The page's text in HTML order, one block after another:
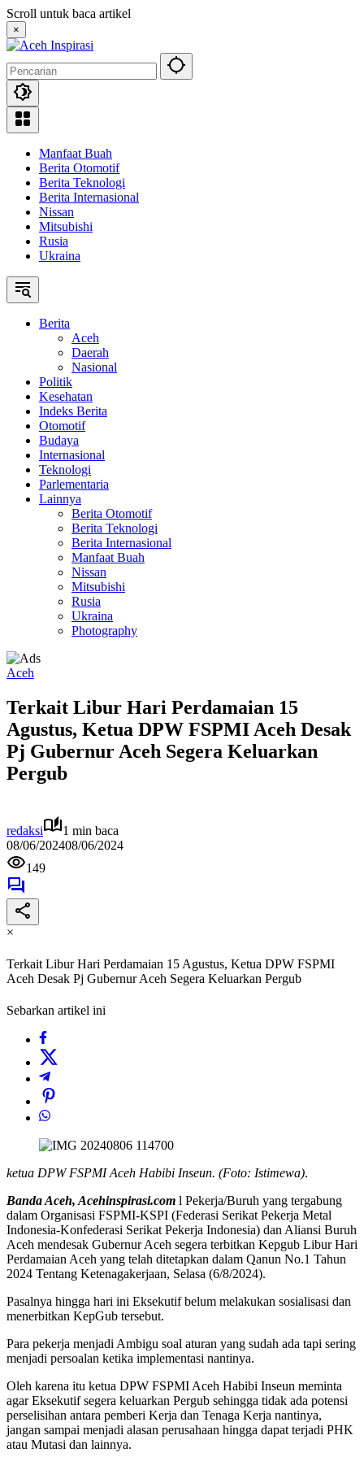
Langsung
ke
konten
Scroll untuk baca artikel
×
Manfaat Buah
Berita Otomotif
Berita Teknologi
Berita Internasional
Nissan
Mitsubishi
Rusia
Ukraina
Berita
Aceh
Daerah
Nasional
Politik
Kesehatan
Indeks Berita
Otomotif
Budaya
Internasional
Teknologi
Parlementaria
Lainnya
Berita Otomotif
Berita Teknologi
Berita Internasional
Manfaat Buah
Nissan
Mitsubishi
Rusia
Ukraina
Photography
Aceh
Terkait Libur Hari Perdamaian 15
Agustus, Ketua DPW FSPMI Aceh Desak
Pj Gubernur Aceh Segera Keluarkan
Pergub
redaksi
1 min baca
08/06/202408/06/2024
149
×
Terkait Libur Hari Perdamaian 15 Agustus, Ketua DPW FSPMI
Aceh Desak Pj Gubernur Aceh Segera Keluarkan Pergub
Sebarkan artikel ini
ketua DPW FSPMI Aceh Habibi Inseun. (Foto: Istimewa).
Banda Aceh, Acehinspirasi.com l Pekerja/Buruh yang tergabung
dalam Organisasi FSPMI-KSPI (Federasi Serikat Pekerja Metal
Indonesia-Konfederasi Serikat Pekerja Indonesia) dan Aliansi Buruh
Aceh mendesak Gubernur Aceh segera terbitkan Kepgub Libur Hari
Perdamaian Aceh yang telah ditetapkan dalam Qanun No.1 Tahun
2024 Tentang Ketenagakerjaan, Selasa (6/8/2024).
Pasalnya hingga hari ini Eksekutif belum melakukan sosialisasi dan
menerbitkan KepGub tersebut.
Para pekerja menjadi Ambigu soal aturan yang sudah ada tapi sering
menjadi persoalan ketika implementasi nantinya.
Oleh karena itu ketua DPW FSPMI Aceh Habibi Inseun meminta
agar Eksekutif segera keluarkan Pergub sehingga tidak ada potensi
perselisihan antara pemberi Kerja dan Tenaga Kerja nantinya,
jangan sampai menjadi alasan perusahaan hingga dapat terjadi PHK
atau Mutasi dan lainnya.